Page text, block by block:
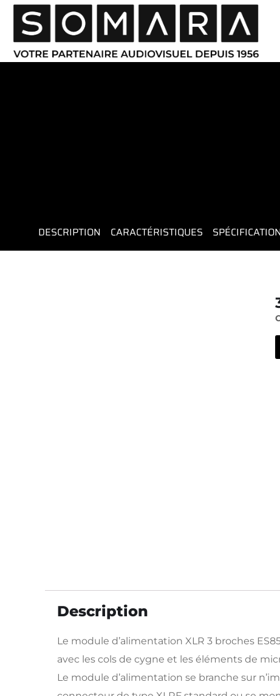
DESCRIPTION CARACTÉRISTIQUES
Description
Le module d’alimentation XLR 3 broches
avec les cols de cygne et les éléments de
Le module d’alimentation se branche sur